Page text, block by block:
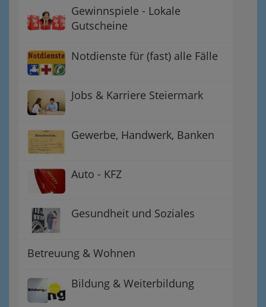
Gewinnspiele - Lokale
Gutscheine
Notdienste für (fast) alle Fälle
Jobs & Karriere Steiermark
Gewerbe, Handwerk, Banken
Auto - KFZ
Gesundheit und Soziales
Betreuung & Wohnen
Bildung & Weiterbildung